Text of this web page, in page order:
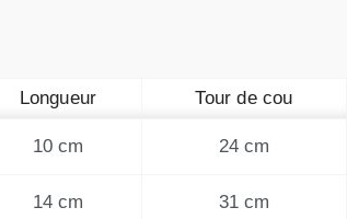
Longueur Tour de cou
10 cm 24 cm
14 cm 31 cm